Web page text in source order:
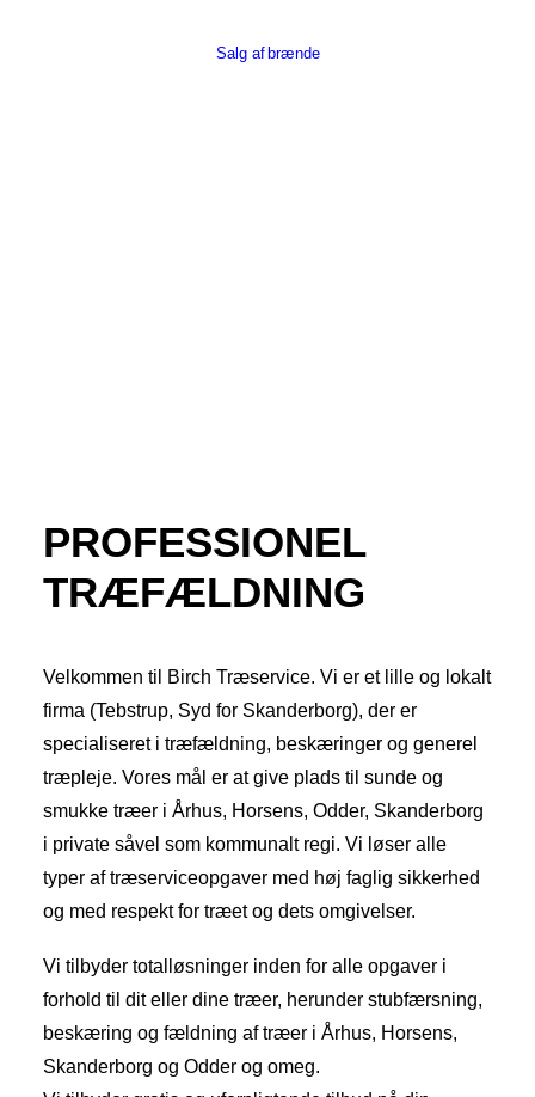
Salg af brænde
PROFESSIONEL
TRÆFÆLDNING
Velkommen til Birch Træservice. Vi er et lille og lokalt
firma (Tebstrup, Syd for Skanderborg), der er
specialiseret i træfældning, beskæringer og generel
træpleje. Vores mål er at give plads til sunde og
smukke træer i Århus, Horsens, Odder, Skanderborg
i private såvel som kommunalt regi. Vi løser alle
typer af træserviceopgaver med høj faglig sikkerhed
og med respekt for træet og dets omgivelser.
Vi tilbyder totalløsninger inden for alle opgaver i
forhold til dit eller dine træer, herunder stubfærsning,
beskæring og fældning af træer i Århus, Horsens,
Skanderborg og Odder og omeg.